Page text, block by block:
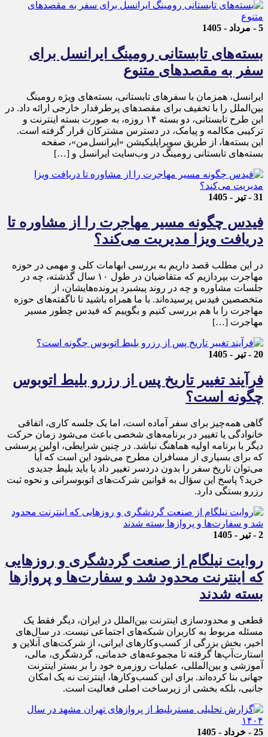
5 - مرداد - 1405
بسته‌های تابستانی رومینگ ایرانسل برای
سفر به مقصدهای متنوع
ایرانسل، همزمان با سفرهای تابستانی، بسته‌های ویژه رومینگ
بین‌الملل را با تخفیف برای مقصدهای پرطرفدار خارجی ارائه داد. در
این طرح تابستانی، دو بسته ۱۴ روزه، به صورت بسته اینترنت و
ترکیبی مکالمه و پیامک، در دسترس مشترکان قرار گرفته است.
این بسته‌ها، از طریق سوپراپلیکیشن «ایرانسل‌من»، صفحه
بسته‌های تابستانی رومینگ در وب‌سایت ایرانسل و […]
31 - تیر - 1405
فیدس چگونه مسیر مهاجرت را از مشاوره تا
دریافت ویزا مدیریت می‌کند؟
در این مطلب قصد داریم به بررسی ابهامات کلی و مهمی در حوزه
مهاجرت بپردازیم که متقاضیان در طول ۱۰ سال گذشته، چه در
جلسات مشاوره و چه در روند پیشبرد پرونده‌هایشان، از
متخصصین فیدس پرسیده‌اند. با ما همراه باشید تا ناگفته‌های حوزه
مهاجرت را با هم بررسی کنیم و بگوییم که فیدس چطور مسیر
مهاجرت […]
20 - تیر - 1405
فرآیند تغییر تاریخ پس از رزرو بلیط اتوبوس
چگونه است؟
گاهی همه‌چیز برای سفر آماده است، اما یک جلسه کاری، اتفاقی
خانوادگی یا تغییر در برنامه‌های شخصی باعث می‌شود زمان حرکت
دیگر با برنامه اولیه هماهنگ نباشد. در چنین شرایطی، اولین پرسشی
که برای بسیاری از مسافران مطرح می‌شود این است که آیا
می‌توان تاریخ سفر را بدون دردسر تغییر داد یا باید بلیط جدیدی
خرید؟ پاسخ این سؤال به قوانین شرکت‌های اتوبوسرانی و نحوه ثبت
رزرو بستگی دارد.
2 - تیر - 1405
روایت نیلگام از صنعت گردشگری و روزهایی
که اینترنت محدود شد و سفارت‌ها و پروازها
بسته شدند
قطعی و محدودسازی اینترنت بین‌الملل در ایران، دیگر فقط یک
مسئله مربوط به کاربران شبکه‌های اجتماعی نیست. در سال‌های
اخیر، بخش بزرگی از کسب‌وکارهای ایرانی، از شرکت‌های آنلاین و
استارت‌آپ‌ها گرفته تا مجموعه‌های خدماتی، گردشگری، مالی،
آموزشی و بین‌المللی، عملیات روزمره خود را بر بستر اینترنت
جهانی بنا کرده‌اند. برای این کسب‌وکارها، اینترنت نه یک امکان
جانبی، بلکه بخشی از زیرساخت اصلی فعالیت است.
25 - خرداد - 1405